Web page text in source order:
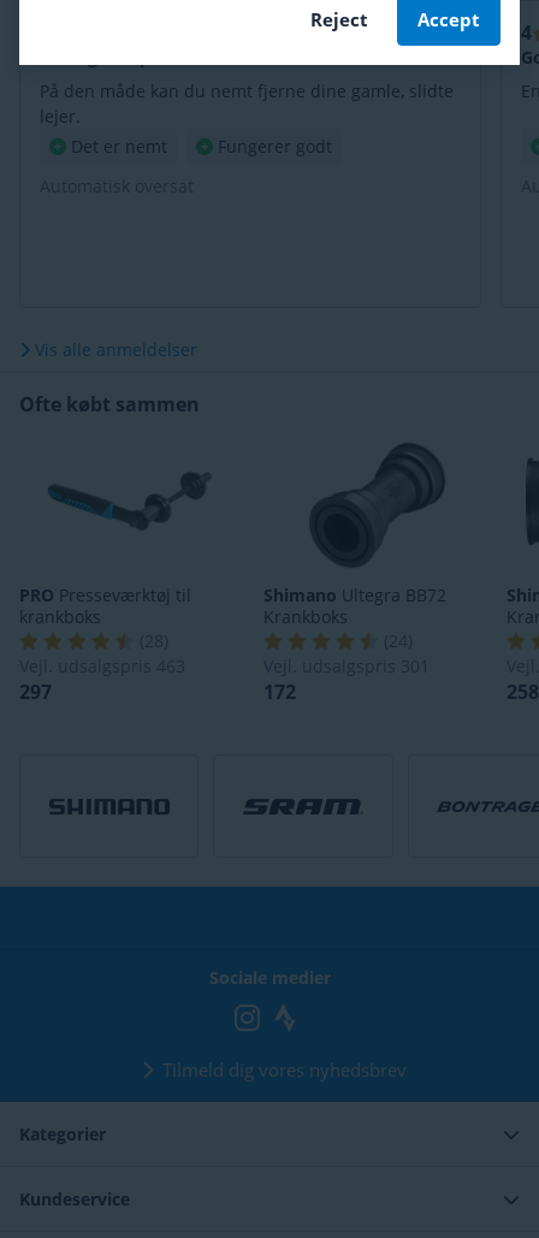
Gerko, 11 april 2026
På den måde kan du nemt fjerne dine gamle, slidte
lejer.
Det er nemt
Fungerer godt
Automatisk oversat
4
Vis alle anmeldelser
Ofte købt sammen
PRO Presseværktøj til
krankboks
(28
Vejl. udsalgspris 463
297
Shimano Ultegra BB72
Krankboks
(24
Vejl. udsalgspris
301
172 258
Sociale medier
Tilmeld dig vores nyhedsbrev
Kategorier
Kundeservice
Reject Accept